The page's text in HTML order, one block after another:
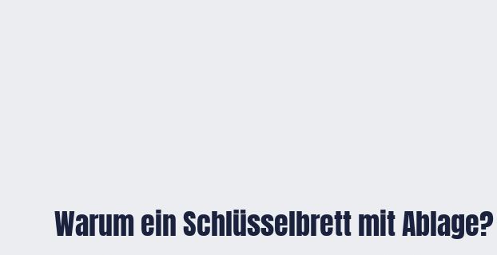
Warum ein Schlüsselbrett mit Ablage?